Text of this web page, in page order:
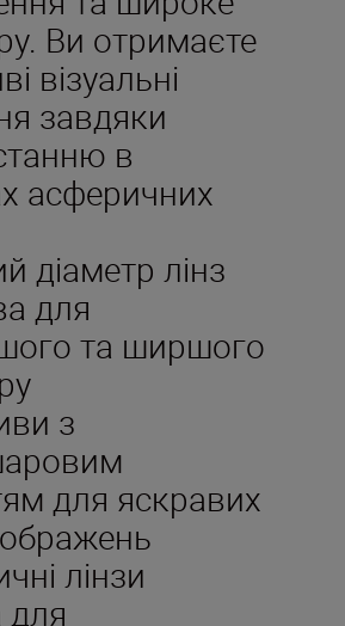
Ви отримаєте
візуальні
завдяки
в
асферичних
діаметр лінз
для
та ширшого
з
для яскравих
лінзи
для